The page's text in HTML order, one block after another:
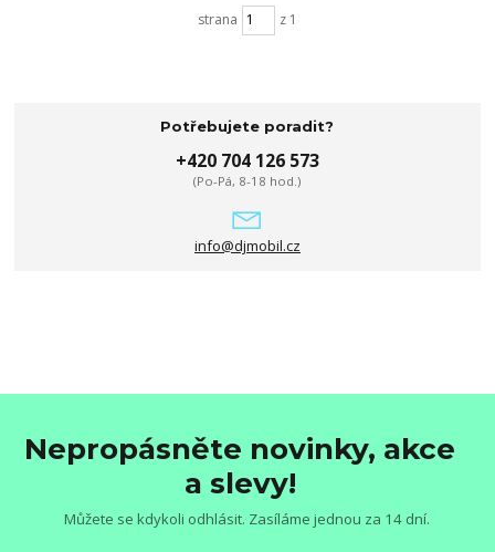
strana z 1
Potřebujete poradit?
+420 704 126 573
(Po-Pá, 8-18 hod.)
info@djmobil.cz
Nepropásněte novinky, akce
a slevy!
Můžete se kdykoli odhlásit. Zasíláme jednou za 14 dní.